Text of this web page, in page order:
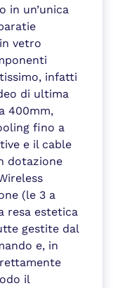
in un’unica
vetro
infatti
di ultima
400mm,
fino a
e il cable
dotazione
(le 3 a
resa estetica
gestite dal
e, in
il